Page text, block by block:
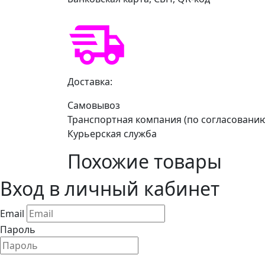
Доставка:
Самовывоз
Транспортная компания (по
Курьерская служба
Похожие товары
Вход в личный кабинет
Email
Пароль